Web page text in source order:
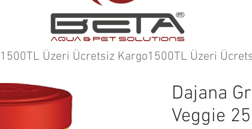
Dajana
Veggie